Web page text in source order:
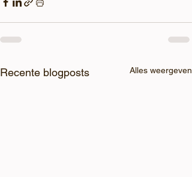
Recente blogposts Alles weergeven